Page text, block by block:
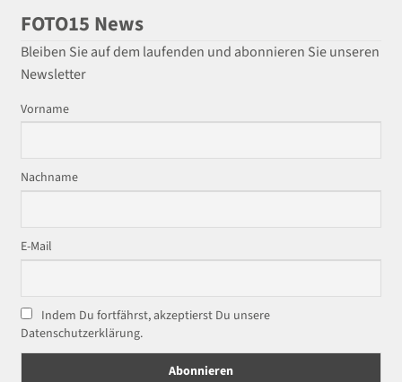
FOTO15 News
Bleiben Sie auf dem laufenden und abonnieren Sie unseren
Newsletter
Vorname
Nachname
E-Mail
Indem Du fortfährst, akzeptierst Du unsere
Datenschutzerklärung.